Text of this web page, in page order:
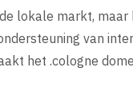
lokale markt,
van
het .cologne